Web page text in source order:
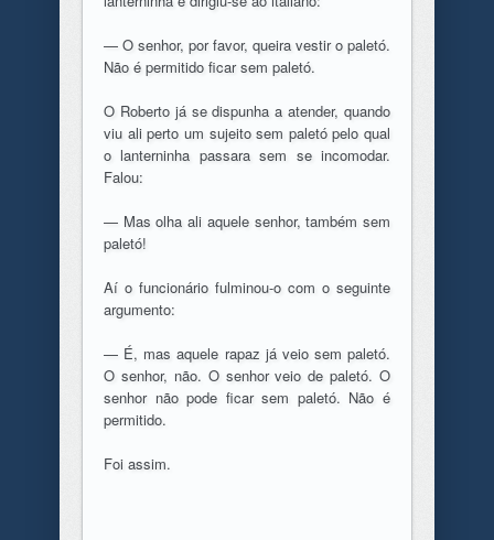
— O senhor, por favor, queira vestir o paletó.
Não é permitido ficar sem paletó.
O Roberto já se dispunha a atender, quando
viu ali perto um sujeito sem paletó pelo qual
o lanterninha passara sem se incomodar.
Falou:
— Mas olha ali aquele senhor, também sem
paletó!
Aí o funcionário fulminou-o com o seguinte
argumento:
— É, mas aquele rapaz já veio sem paletó.
O senhor, não. O senhor veio de paletó. O
senhor não pode ficar sem paletó. Não é
permitido.
Foi assim.